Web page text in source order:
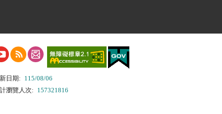
日期: 115/08/06
瀏覽人次:
157321816